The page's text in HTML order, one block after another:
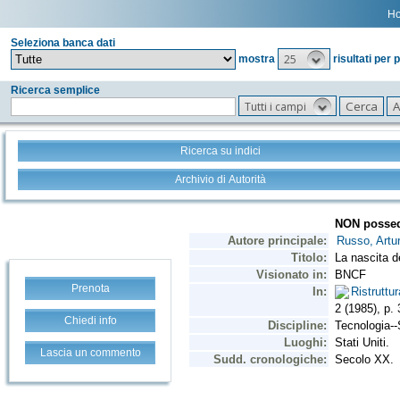
Seleziona banca dati
mostra
25 risultati per
Ricerca semplice
Tutti i campi
Ricerca su indici
Archivio di Autorità
Prenota
Chiedi info
Lascia un commento